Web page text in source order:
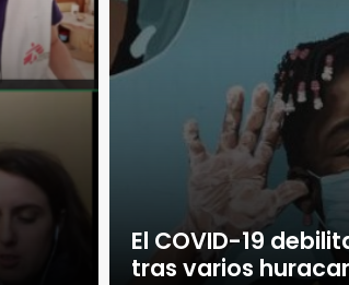
El COVID-19
tras varios